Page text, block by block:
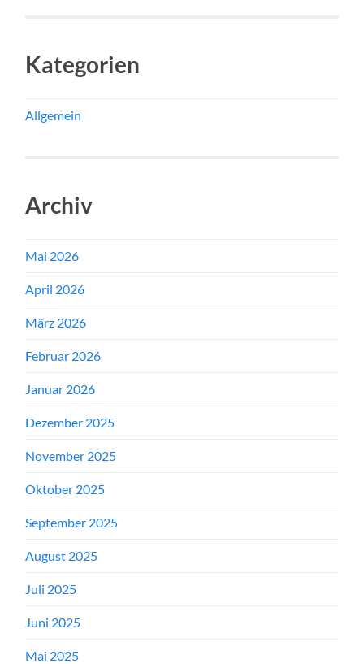
Kategorien
Allgemein
Archiv
Mai 2026
April 2026
März 2026
Februar 2026
Januar 2026
Dezember 2025
November 2025
Oktober 2025
September 2025
August 2025
Juli 2025
Juni 2025
Mai 2025